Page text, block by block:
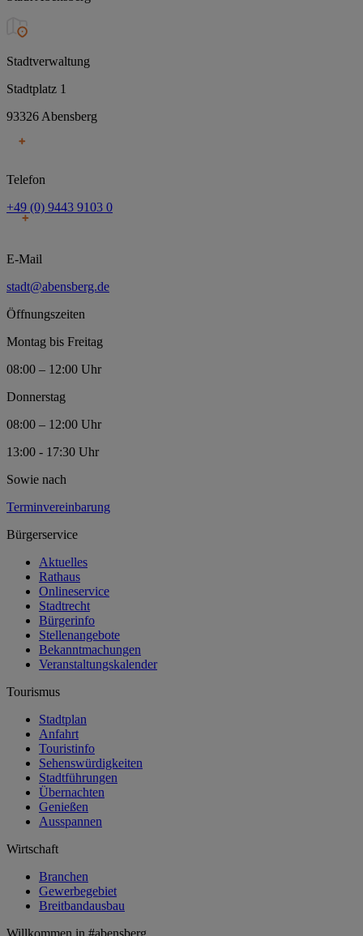
Stadtverwaltung
Stadtplatz 1
93326 Abensberg
Telefon
+49 (0) 9443 9103 0
E-Mail
stadt@abensberg.de
Öffnungszeiten
Montag bis Freitag
08:00 – 12:00 Uhr
Donnerstag
08:00 – 12:00 Uhr
13:00 - 17:30 Uhr
Sowie nach
Terminvereinbarung
Bürgerservice
Aktuelles
Rathaus
Onlineservice
Stadtrecht
Bürgerinfo
Stellenangebote
Bekanntmachungen
Veranstaltungskalender
Tourismus
Stadtplan
Anfahrt
Touristinfo
Sehenswürdigkeiten
Stadtführungen
Übernachten
Genießen
Ausspannen
Wirtschaft
Branchen
Gewerbegebiet
Breitbandausbau